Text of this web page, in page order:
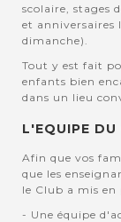
scolaire, stages
et anniversaires
dimanche).
Tout y est fait
enfants bien
dans un lieu
L'EQUIPE DU
Afin que vos
que les
le Club a mis
- Une équipe